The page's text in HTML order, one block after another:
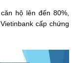
hộ lên đến 80%,
cấp chứng